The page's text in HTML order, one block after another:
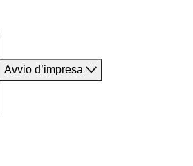
Avvio d’impresa